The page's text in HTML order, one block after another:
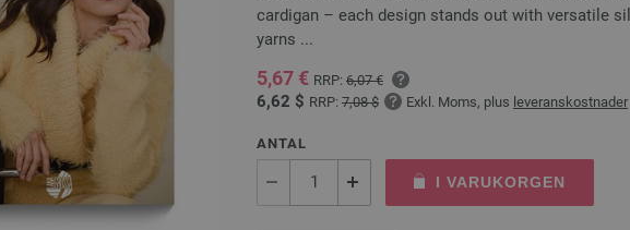
cardigan – each design stands out with versatile
yarns ...
5,67 € RRP: 6,07 €
6,62 $ RRP: 7,08 $ Exkl. Moms, plus leveranskostnader
ANTAL
I VARUKORGEN